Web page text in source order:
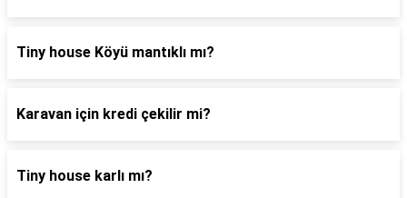
Tiny house Köyü mantıklı mı?
Karavan için kredi çekilir mi?
Tiny house karlı mı?